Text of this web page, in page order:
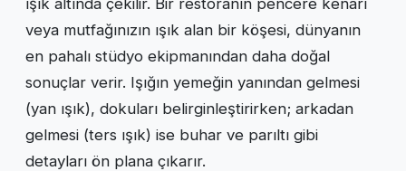
veya mutfağınızın ışık alan bir köşesi, dünyanın
en pahalı stüdyo ekipmanından daha doğal
sonuçlar verir. Işığın yemeğin yanından gelmesi
(yan ışık), dokuları belirginleştirirken; arkadan
gelmesi (ters ışık) ise buhar ve parıltı gibi
detayları ön plana çıkarır.